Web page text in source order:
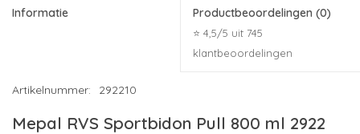
Informatie Productbeoordelingen (0)
⭐ 4,5/5 uit 745
klantbeoordelingen
Artikelnummer: 292210
Mepal RVS Sportbidon Pull 800 ml 2922